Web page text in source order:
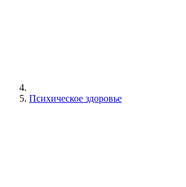
Психическое здоровье